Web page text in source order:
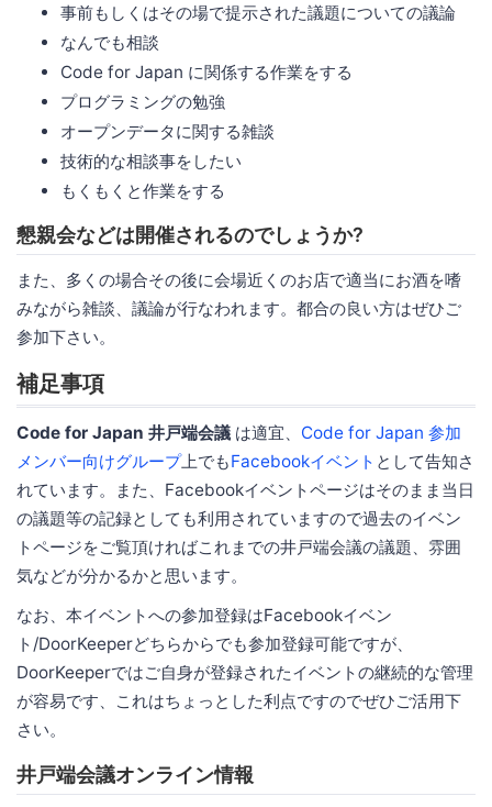
事前もしくはその場で提示された議題についての議論
なんでも相談
Code for Japan に関係する作業をする
プログラミングの勉強
オープンデータに関する雑談
技術的な相談事をしたい
もくもくと作業をする
懇親会などは開催されるのでしょうか?
また、多くの場合その後に会場近くのお店で適当にお酒を嗜
みながら雑談、議論が行なわれます。都合の良い方はぜひご
参加下さい。
補足事項
Code for Japan 井戸端会議 は適宜、 Code for Japan 参加
メンバー向けグループ上でもFacebookイベント として告知さ
れています。また、Facebookイベントページはそのまま当日
の議題等の記録としても利用されていますので過去のイベン
トページをご覧頂ければこれまでの井戸端会議の議題、雰囲
気などが分かるかと思います。
なお、本イベントへの参加登録はFacebookイベン
ト/DoorKeeperどちらからでも参加登録可能ですが、
DoorKeeperではご自身が登録されたイベントの継続的な管理
が容易です、これはちょっとした利点ですのでぜひご活用下
さい。
井戸端会議オンライン情報